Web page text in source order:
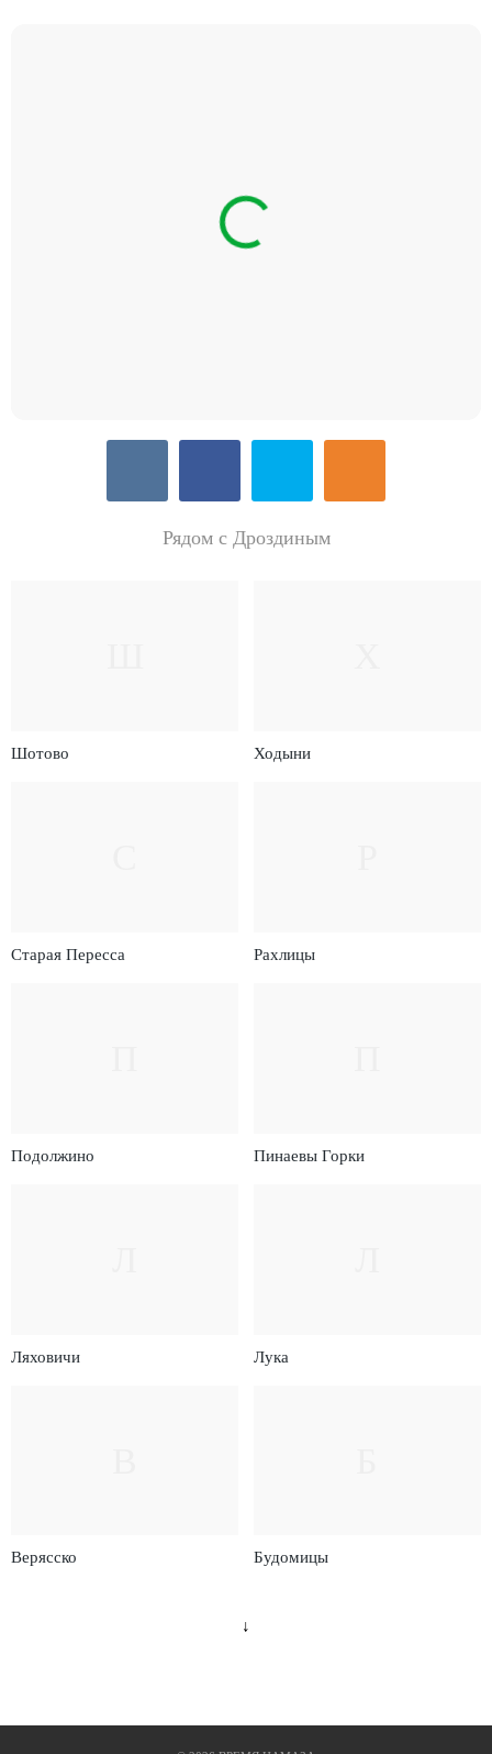
Рядом с Дроздиным
Шотово Ходыни
Старая Пересса Рахлицы
Подолжино Пинаевы Горки
Ляховичи Лука
Верясско Будомицы
↓